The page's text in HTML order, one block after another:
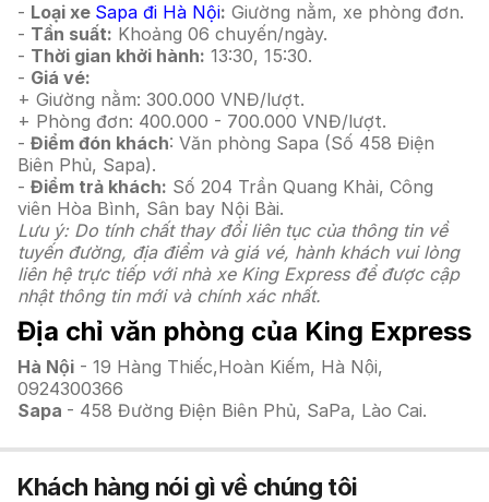
- Loại xe Sapa đi Hà Nội: Giường nằm, xe phòng đơn.
- Tần suất: Khoảng 06 chuyến/ngày.
- Thời gian khởi hành: 13:30, 15:30.
- Giá vé:
+ Giường nằm: 300.000 VNĐ/lượt.
+ Phòng đơn: 400.000 - 700.000 VNĐ/lượt.
- Điểm đón khách: Văn phòng Sapa (Số 458 Điện
Biên Phủ, Sapa).
- Điểm trả khách: Số 204 Trần Quang Khải, Công
viên Hòa Bình, Sân bay Nội Bài.
Lưu ý: Do tính chất thay đổi liên tục của thông tin về
tuyến đường, địa điểm và giá vé, hành khách vui lòng
liên hệ trực tiếp với nhà xe King Express để được cập
nhật thông tin mới và chính xác nhất.
Địa chỉ văn phòng của King Express
Hà Nội - 19 Hàng Thiếc,Hoàn Kiếm, Hà Nội,
0924300366
Sapa - 458 Đường Điện Biên Phủ, SaPa, Lào Cai.
Khách hàng nói gì về chúng tôi